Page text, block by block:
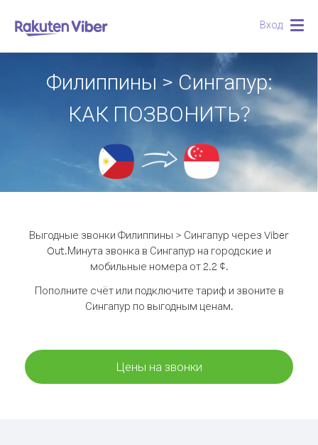
Вход
Филиппины > Сингапур:
КАК ПОЗВОНИТЬ?
Выгодные звонки Филиппины > Сингапур через Viber
Out.Минута звонка в Сингапур на городские и
мобильные номера от 2.2 ¢.
Пополните счёт или подключите тариф и звоните в
Сингапур по выгодным ценам.
Цены на звонки